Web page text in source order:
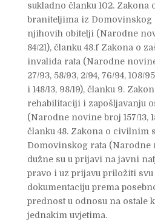
sukladno članku 102. Zakona
braniteljima iz Domovinskog
njihovih obitelji (Narodne
84/21), članku 48.f Zakona o
invalida rata (Narodne
27/93, 58/93, 2/94, 76/94, 108/
i 148/13, 98/19), članku 9.
rehabilitaciji i zapošljavanju
(Narodne novine broj 157/13,
članku 48. Zakona o civilnim
Domovinskog rata (Narodne
dužne su u prijavi na javni
pravo i uz prijavu priložiti svu
dokumentaciju prema
prednost u odnosu na ostale
jednakim uvjetima.